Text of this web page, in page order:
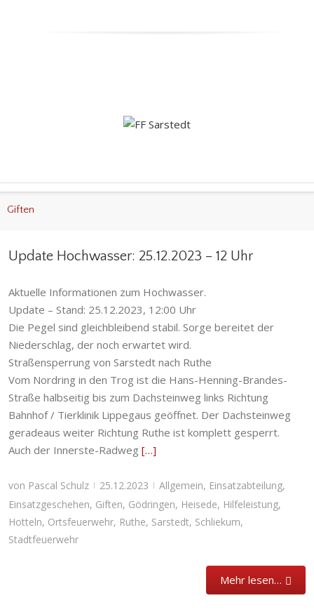
Giften
Update Hochwasser: 25.12.2023 – 12 Uhr
Aktuelle Informationen zum Hochwasser.
Update – Stand: 25.12.2023, 12:00 Uhr
Die Pegel sind gleichbleibend stabil. Sorge bereitet der
Niederschlag, der noch erwartet wird.
Straßensperrung von Sarstedt nach Ruthe
Vom Nordring in den Trog ist die Hans-Henning-Brandes-
Straße halbseitig bis zum Dachsteinweg links Richtung
Bahnhof / Tierklinik Lippegaus geöffnet. Der Dachsteinweg
geradeaus weiter Richtung Ruthe ist komplett gesperrt.
Auch der Innerste-Radweg […]
von Pascal Schulz | 25.12.2023 | Allgemein, Einsatzabteilung,
Einsatzgeschehen, Giften, Gödringen, Heisede, Hilfeleistung,
Hotteln, Ortsfeuerwehr, Ruthe, Sarstedt, Schliekum,
Stadtfeuerwehr
Mehr lesen…